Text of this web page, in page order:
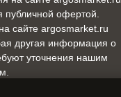
публичной офертой.
сайте argosmarket.ru
другая информация о
уточнения нашим